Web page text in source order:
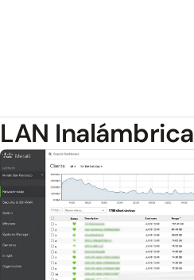
LAN Inalámbrica